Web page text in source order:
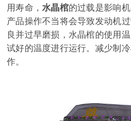
用寿命， 水晶棺的过载是影响
产品操作不当将会导致发动机
良并过早磨损，水晶棺的使用
试好的温度进行运行。减少制
作。